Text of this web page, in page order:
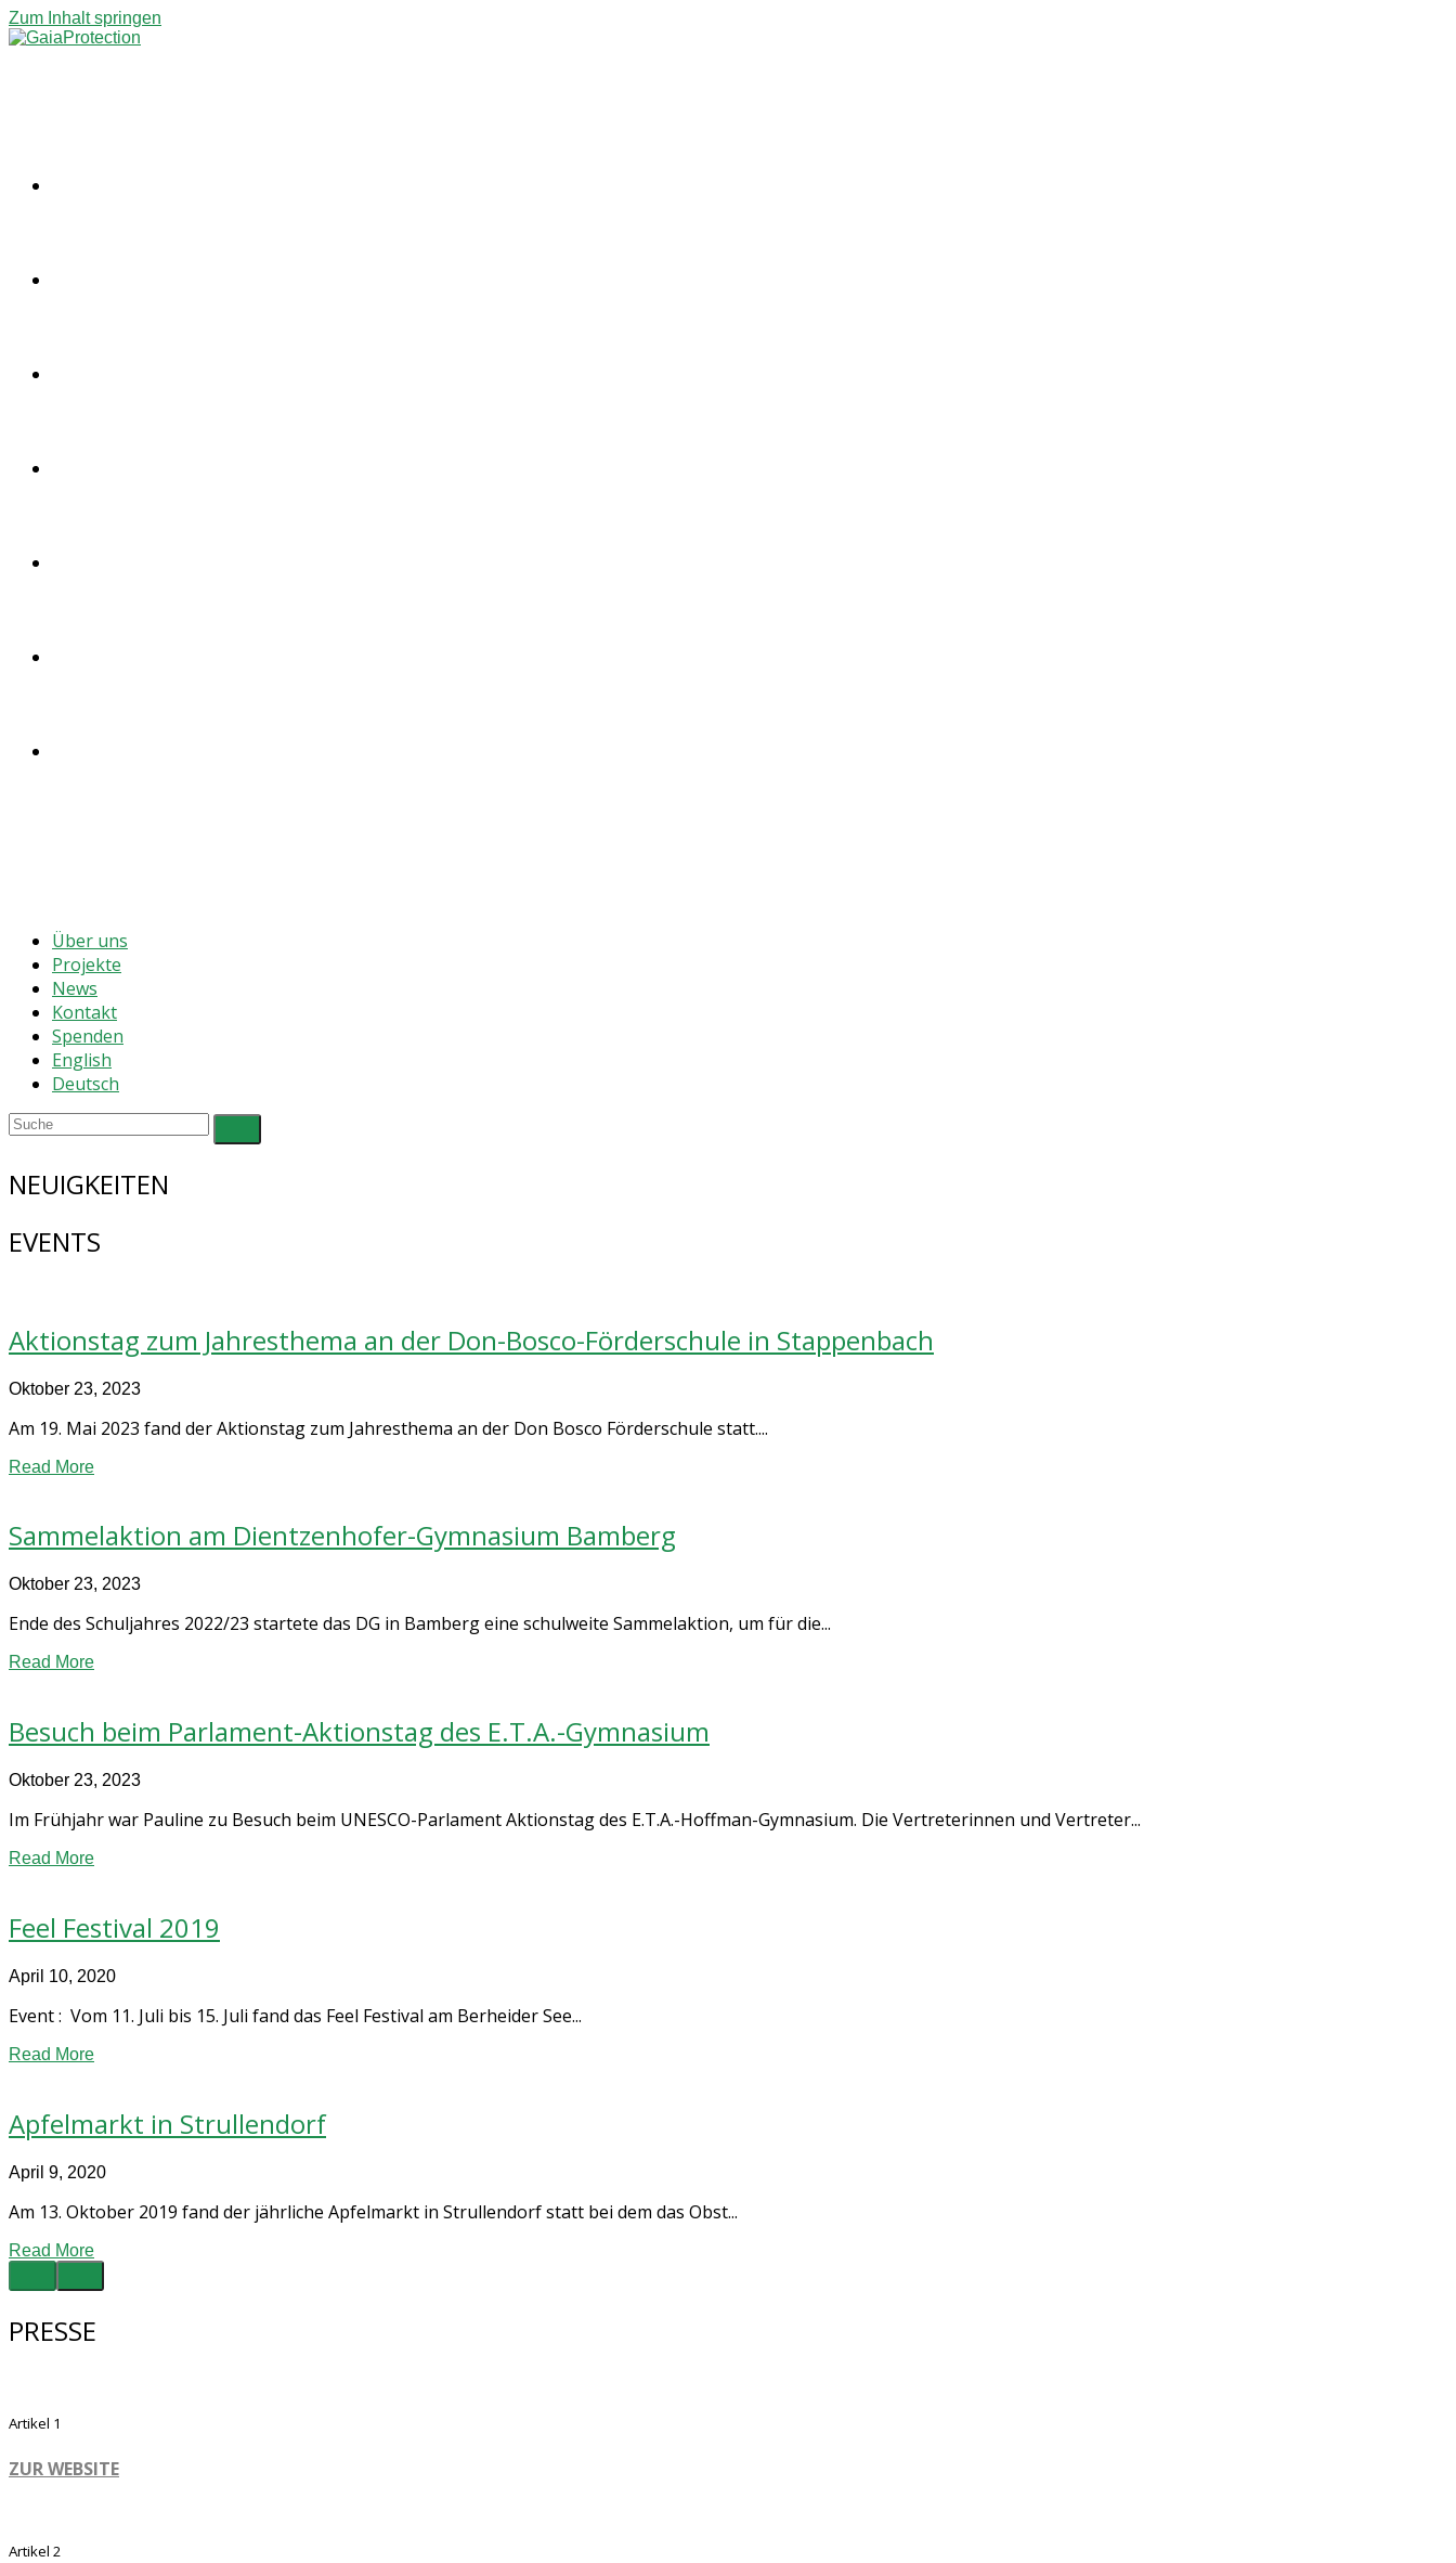
Zum Inhalt springen
Über uns
Projekte
News
Kontakt
Spenden
English
Deutsch
NEUIGKEITEN
EVENTS
Aktionstag zum Jahresthema an der Don-Bosco-Förderschule in Stappenbach
Oktober 23, 2023
Am 19. Mai 2023 fand der Aktionstag zum Jahresthema an der Don Bosco Förderschule statt....
Read More
Sammelaktion am Dientzenhofer-Gymnasium Bamberg
Oktober 23, 2023
Ende des Schuljahres 2022/23 startete das DG in Bamberg eine schulweite Sammelaktion, um für die...
Read More
Besuch beim Parlament-Aktionstag des E.T.A.-Gymnasium
Oktober 23, 2023
Im Frühjahr war Pauline zu Besuch beim UNESCO-Parlament Aktionstag des E.T.A.-Hoffman-Gymnasium. Die Vertreterinnen und Vertreter...
Read More
Feel Festival 2019
April 10, 2020
Event : Vom 11. Juli bis 15. Juli fand das Feel Festival am Berheider See...
Read More
Apfelmarkt in Strullendorf
April 9, 2020
Am 13. Oktober 2019 fand der jährliche Apfelmarkt in Strullendorf statt bei dem das Obst...
Read More
PRESSE
Artikel 1
ZUR WEBSITE
Artikel 2